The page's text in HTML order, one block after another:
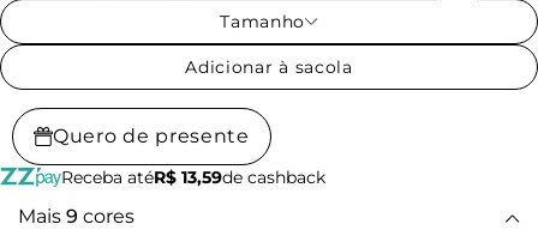
Tamanho
Adicionar à sacola
Quero de presente
Receba atéR$ 13,59de cashback
Mais 9 cores